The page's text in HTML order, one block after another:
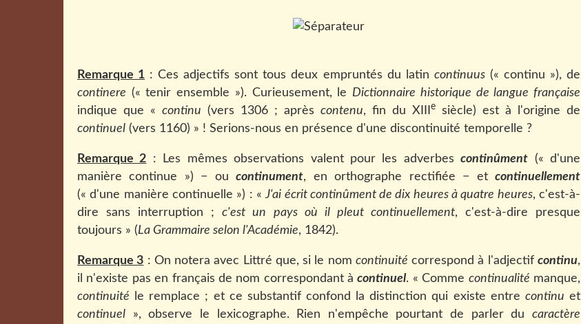
Remarque 1 : Ces adjectifs sont tous deux empruntés du latin continuus(« continu »), de
continere (« tenir ensemble »). Curieusement, le Dictionnaire historique de langue française
indique que « continu (vers 1306 ; après contenu, fin du XIII e
siècle) est à l'origine de
continuel (vers 1160) » ! Serions-nous en présence d'une discontinuité temporelle ?
Remarque 2 : Les mêmes observations valent pour les adverbescontinûment (« d'une
manière continue ») − oucontinument, en orthographe rectifiée − etcontinuellement
(« d'une manière continuelle ») : «J'ai écrit continûment de dix heures à quatre heures, c'est-à-
dire sans interruption ;c'est un pays où il pleut continuellement, c'est-à-dire presque
toujours » (La Grammaire selon l'Académie, 1842).
Remarque 3 : On notera avec Littré que, si le nom continuité correspond à l'adjectifcontinu,
il n'existe pas en français de nom correspondant àcontinuel. « Comme continualité manque,
continuité le remplace ; et ce substantif confond la distinction qui existe entre continu et
continuel », observe le lexicographe. Rien n'empêche pourtant de parler du caractère